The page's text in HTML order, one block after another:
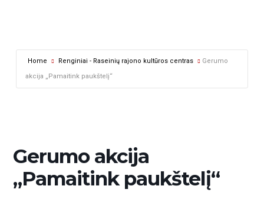
Home Renginiai - Raseinių rajono kultūros centras
Gerumo
akcija „Pamaitink paukštelį“
Gerumo akcija
„Pamaitink paukštelį“